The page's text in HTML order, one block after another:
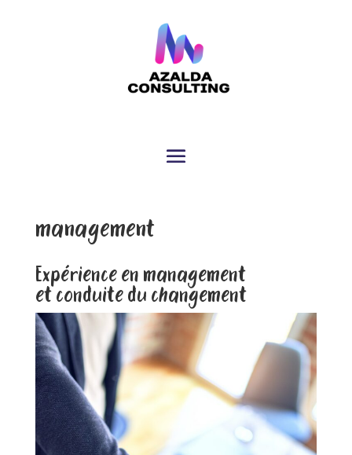
management
Expérience en management
et conduite du changement